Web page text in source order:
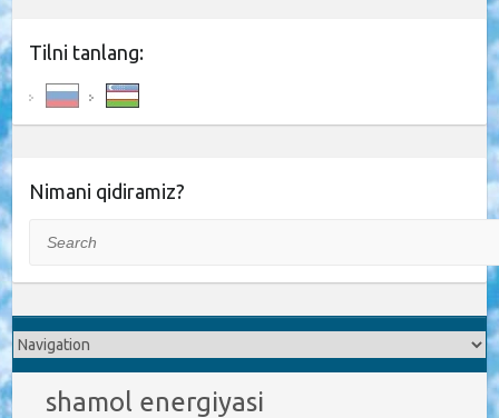
Tilni tanlang:
Nimani qidiramiz?
shamol energiyasi